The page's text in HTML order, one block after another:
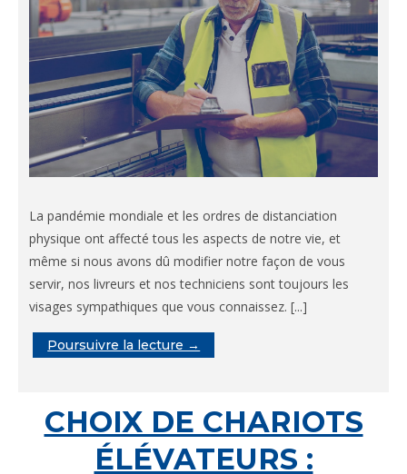
La pandémie mondiale et les ordres de distanciation
physique ont affecté tous les aspects de notre vie, et
même si nous avons dû modifier notre façon de vous
servir, nos livreurs et nos techniciens sont toujours les
visages sympathiques que vous connaissez. [...]
Poursuivre la lecture →
CHOIX DE CHARIOTS
ÉLÉVATEURS :